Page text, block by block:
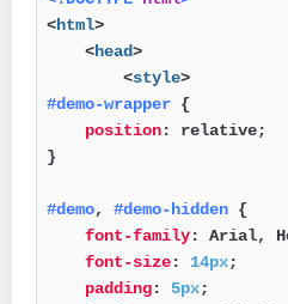
<html>
<head>
<style>
#demo-wrapper {
position: relative;
}
#demo, #demo-hidden {
font-family: Arial,
font-size: 14px;
padding: 5px;